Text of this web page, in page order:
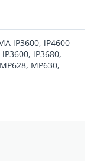
iP3600, iP4600
iP3680,
MP630,